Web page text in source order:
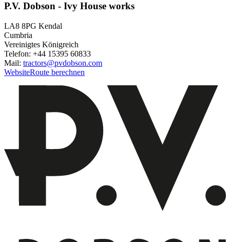
P.V. Dobson - Ivy House works
LA8 8PG Kendal
Cumbria
Vereinigtes Königreich
Telefon: +44 15395 60833
Mail: tractors@pvdobson.com
WebsiteRoute berechnen